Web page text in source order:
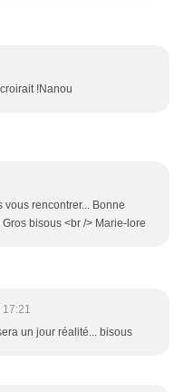
!Nanou
rencontrer... Bonne
bisous <br /> Marie-lore
17:21
un jour réalité... bisous